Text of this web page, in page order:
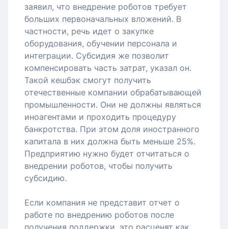
заявил, что внедрение роботов требует
больших первоначальных вложений. В
частности, речь идет о закупке
оборудования, обучении персонала и
интеграции. Субсидия же позволит
компенсировать часть затрат, указал он.
Такой кешбэк смогут получить
отечественные компании обрабатывающей
промышленности. Они не должны являться
иноагентами и проходить процедуру
банкротства. При этом доля иностранного
капитала в них должна быть меньше 25%.
Предприятию нужно будет отчитаться о
внедрении роботов, чтобы получить
субсидию.
Если компания не представит отчет о
работе по внедрению роботов после
получения поддержки, это расценят как